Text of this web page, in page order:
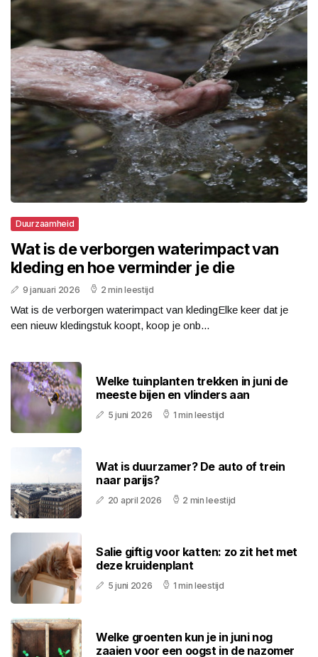
Duurzaamheid
Wat is de verborgen waterimpact van
kleding en hoe verminder je die
9 januari 2026 2 min leestijd
Wat is de verborgen waterimpact van kledingElke keer dat je
een nieuw kledingstuk koopt, koop je onb...
Welke tuinplanten trekken in juni de
meeste bijen en vlinders aan
5 juni 2026 1 min leestijd
Wat is duurzamer? De auto of trein
naar parijs?
20 april 2026 2 min leestijd
Salie giftig voor katten: zo zit het met
deze kruidenplant
5 juni 2026 1 min leestijd
Welke groenten kun je in juni nog
zaaien voor een oogst in de nazomer